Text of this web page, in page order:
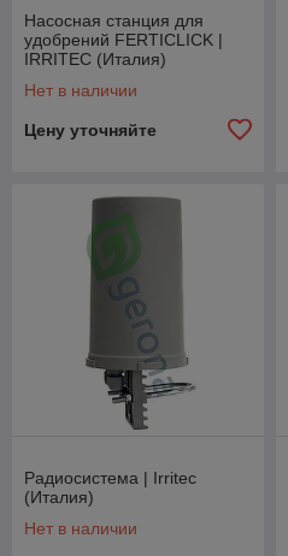
Насосная станция для
удобрений FERTICLICK |
IRRITEC (Италия)
Нет в наличии
Цену уточняйте
Радиосистема | Irritec
(Италия)
Нет в наличии